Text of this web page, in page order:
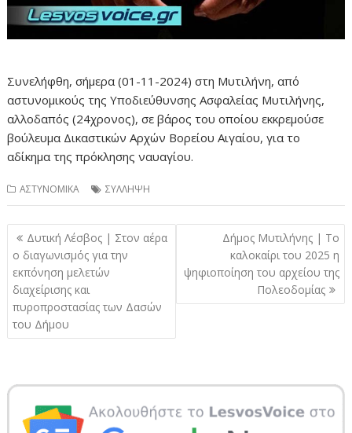
Συνελήφθη, σήμερα (01-11-2024) στη Μυτιλήνη, από
αστυνομικούς της Υποδιεύθυνσης Ασφαλείας Μυτιλήνης,
αλλοδαπός (24χρονος), σε βάρος του οποίου εκκρεμούσε
βούλευμα Δικαστικών Αρχών Βορείου Αιγαίου, για το
αδίκημα της πρόκλησης ναυαγίου.
ΑΣΤΥΝΟΜΙΚΑ ΣΥΛΛΗΨΗ
Πλοήγηση
άρθρων
Δυτική Λέσβος | Στον αέρα
ο διαγωνισμός για την
εκπόνηση μελετών
διαχείρισης και
πυροπροστασίας των Δασών
του Δήμου
Δήμος Μυτιλήνης | Το
καλοκαίρι του 2025 η
ψηφιοποίηση του αρχείου της
Πολεοδομίας